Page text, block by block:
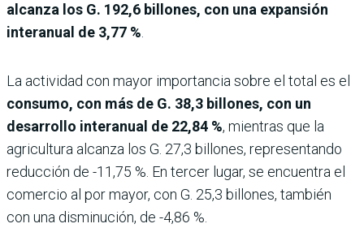
alcanza los G. 192,6 billones, con una expansión
interanual de 3,77 %
La actividad con mayor importancia sobre el total es el
consumo, con más de G. 38,3 billones, con un
desarrollo interanual de 22,84 %, mientras que la
agricultura alcanza los G. 27,3 billones, representando
reducción de -11,75 %. En tercer lugar, se encuentra el
comercio al por mayor, con G. 25,3 billones, también
con una disminución, de -4,86 %.